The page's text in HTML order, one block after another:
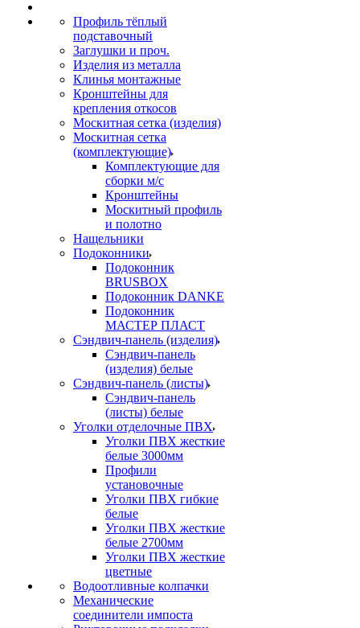
Профиль тёплый
подставочный
Заглушки и проч.
Изделия из металла
Клинья монтажные
Кронштейны для
крепления откосов
Москитная сетка (изделия)
Москитная сетка
(комплектующие)
Комплектующие для
сборки м/с
Кронштейны
Москитный профиль
и полотно
Нащельники
Подоконники
Подоконник
BRUSBOX
Подоконник DANKE
Подоконник
МАСТЕР ПЛАСТ
Сэндвич-панель (изделия)
Сэндвич-панель
(изделия) белые
Сэндвич-панель (листы)
Сэндвич-панель
(листы) белые
Уголки отделочные ПВХ
Уголки ПВХ жесткие
белые 3000мм
Профили
установочные
Уголки ПВХ гибкие
белые
Уголки ПВХ жесткие
белые 2700мм
Уголки ПВХ жесткие
цветные
Водоотливные колпачки
Механические
соединители импоста